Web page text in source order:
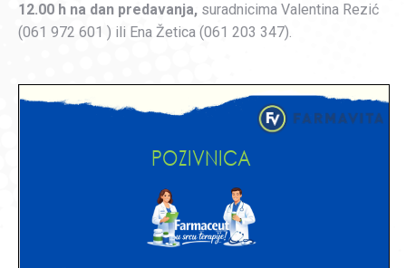
12.00 h na dan predavanja, suradnicima Valentina Rezić
(061 972 601 ) ili Ena Žetica (061 203 347).